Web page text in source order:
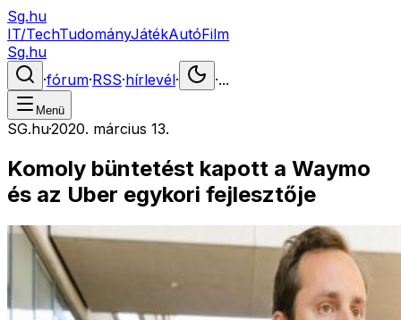
Sg.hu
IT/TechTudományJátékAutóFilm
Sg.hu
·fórum·RSS·hírlevél· ·...
Menü
SG.hu·2020. március 13.
Komoly büntetést kapott a Waymo
és az Uber egykori fejlesztője